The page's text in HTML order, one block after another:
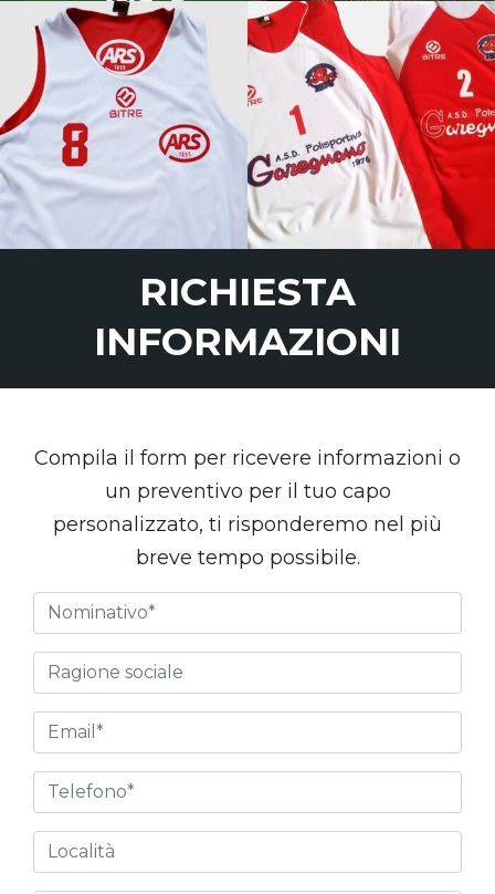
RICHIESTA
INFORMAZIONI
Compila il form per ricevere informazioni o
un preventivo per il tuo capo
personalizzato, ti risponderemo nel più
breve tempo possibile.